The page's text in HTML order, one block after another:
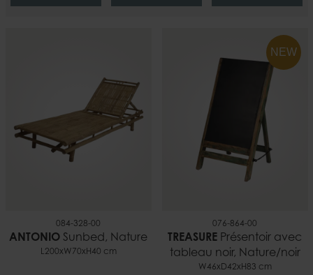
084-328-00
ANTONIO Sunbed, Nature
L200xW70xH40 cm
NEW
076-864-00
TREASURE Présentoir avec
tableau noir, Nature/noir
W46xD42xH83 cm